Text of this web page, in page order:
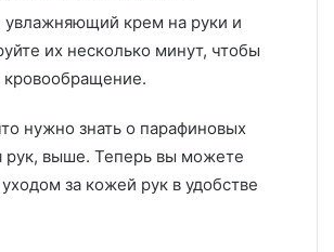
увлажняющий крем на руки и
их несколько минут, чтобы
кровообращение.
нужно знать о парафиновых
рук, выше. Теперь вы можете
за кожей рук в удобстве